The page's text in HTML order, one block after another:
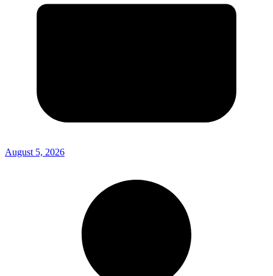
August 5, 2026